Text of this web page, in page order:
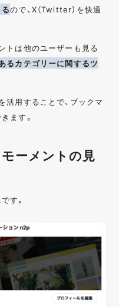
るので、X（Twitter）を快適
トは他のユーザーも見る
るカテゴリーに関するツ
活用することで、ブックマ
ます。
ーメントの見
す。